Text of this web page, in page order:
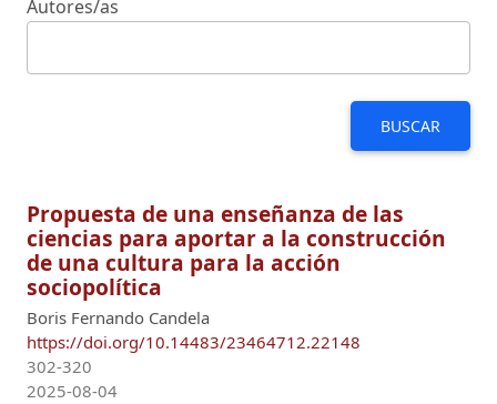
Autores/as
BUSCAR
Propuesta de una enseñanza de las
ciencias para aportar a la construcción
de una cultura para la acción
sociopolítica
Boris Fernando Candela
https://doi.org/10.14483/23464712.22148
302-320
2025-08-04